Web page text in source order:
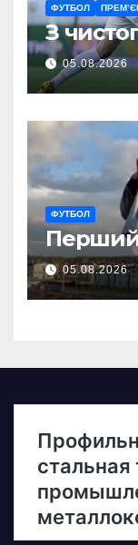
ФУТБОЛ
З
05.08.2026
ФУТБОЛ
Перший
05.08.2026